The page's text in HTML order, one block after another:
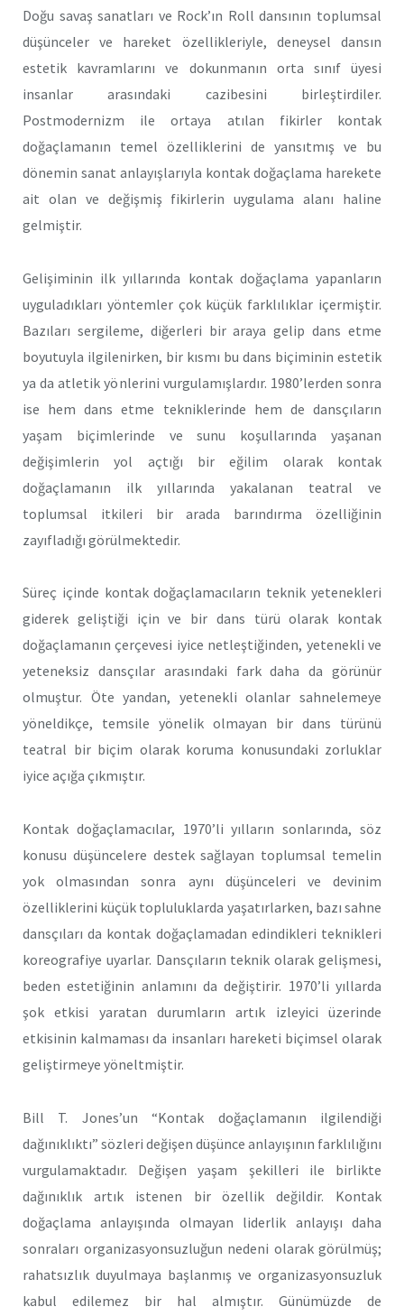
Doğu savaş sanatları ve Rock’ın Roll dansının toplumsal
düşünceler ve hareket özellikleriyle, deneysel dansın
estetik kavramlarını ve dokunmanın orta sınıf üyesi
insanlar arasındaki cazibesini birleştirdiler.
Postmodernizm ile ortaya atılan fikirler kontak
doğaçlamanın temel özelliklerini de yansıtmış ve bu
dönemin sanat anlayışlarıyla kontak doğaçlama harekete
ait olan ve değişmiş fikirlerin uygulama alanı haline
gelmiştir.
Gelişiminin ilk yıllarında kontak doğaçlama yapanların
uyguladıkları yöntemler çok küçük farklılıklar içermiştir.
Bazıları sergileme, diğerleri bir araya gelip dans etme
boyutuyla ilgilenirken, bir kısmı bu dans biçiminin estetik
ya da atletik yönlerini vurgulamışlardır. 1980’lerden sonra
ise hem dans etme tekniklerinde hem de dansçıların
yaşam biçimlerinde ve sunu koşullarında yaşanan
değişimlerin yol açtığı bir eğilim olarak kontak
doğaçlamanın ilk yıllarında yakalanan teatral ve
toplumsal itkileri bir arada barındırma özelliğinin
zayıfladığı görülmektedir.
Süreç içinde kontak doğaçlamacıların teknik yetenekleri
giderek geliştiği için ve bir dans türü olarak kontak
doğaçlamanın çerçevesi iyice netleştiğinden, yetenekli ve
yeteneksiz dansçılar arasındaki fark daha da görünür
olmuştur. Öte yandan, yetenekli olanlar sahnelemeye
yöneldikçe, temsile yönelik olmayan bir dans türünü
teatral bir biçim olarak koruma konusundaki zorluklar
iyice açığa çıkmıştır.
Kontak doğaçlamacılar, 1970’li yılların sonlarında, söz
konusu düşüncelere destek sağlayan toplumsal temelin
yok olmasından sonra aynı düşünceleri ve devinim
özelliklerini küçük topluluklarda yaşatırlarken, bazı sahne
dansçıları da kontak doğaçlamadan edindikleri teknikleri
koreografiye uyarlar. Dansçıların teknik olarak gelişmesi,
beden estetiğinin anlamını da değiştirir. 1970’li yıllarda
şok etkisi yaratan durumların artık izleyici üzerinde
etkisinin kalmaması da insanları hareketi biçimsel olarak
geliştirmeye yöneltmiştir.
Bill T. Jones’un “Kontak doğaçlamanın ilgilendiği
dağınıklıktı” sözleri değişen düşünce anlayışının farklılığını
vurgulamaktadır. Değişen yaşam şekilleri ile birlikte
dağınıklık artık istenen bir özellik değildir. Kontak
doğaçlama anlayışında olmayan liderlik anlayışı daha
sonraları organizasyonsuzluğun nedeni olarak görülmüş;
rahatsızlık duyulmaya başlanmış ve organizasyonsuzluk
kabul edilemez bir hal almıştır. Günümüzde de